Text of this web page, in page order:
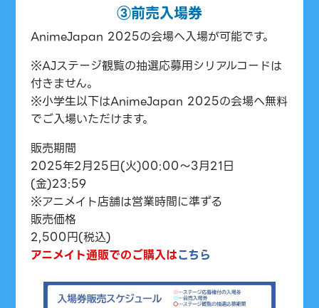
③前売入場券
AnimeJapan 2025の会場へ入場が可能です。
※AJステージ観覧の抽選応募用シリアルコードは
付きません。
※小学生以下はAnimeJapan 2025の会場へ無料
でご入場いただけます。
販売期間
2025年2月25日(火)00:00～3月21日
(金)23:59
※アニメイト店舗は営業時間に準ずる
販売価格
2,500円(税込)
アニメイト通販でのご購入はこちら